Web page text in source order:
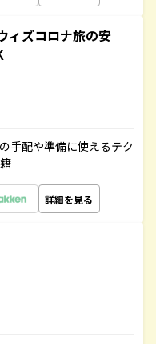
ィズコロナ旅の安
手配や準備に使えるテク
詳細を見る